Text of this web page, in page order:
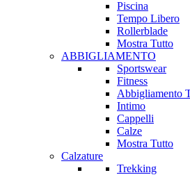
Piscina
Tempo Libero
Rollerblade
Mostra Tutto
ABBIGLIAMENTO
Sportswear
Fitness
Abbigliamento
Intimo
Cappelli
Calze
Mostra Tutto
Calzature
Trekking